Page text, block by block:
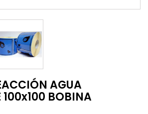
AGUA
100x100 BOBINA